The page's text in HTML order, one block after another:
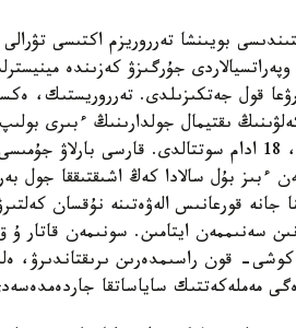
بويىنشا تەرروريزم اكتىسى
وپەراتسيالاردى جۇرگىزۋ كەزىندە
قول جەتكىزىلدى. تەرروريستىك،
قىلمىستىق ءىس قوزعالىپ، 18 ادام سوتتالدى.
ءبىز بۇل سالادا كەڭ اشىقتىققا جول
جانە قورعانىس الەۋەتىنە نۇقسان
سەنىممەن ايتامىن. سونىمەن قاتار
قون راسىمدەرىن ىرىقتاندىرۋ،
مەملەكەتتىك ساياساتقا